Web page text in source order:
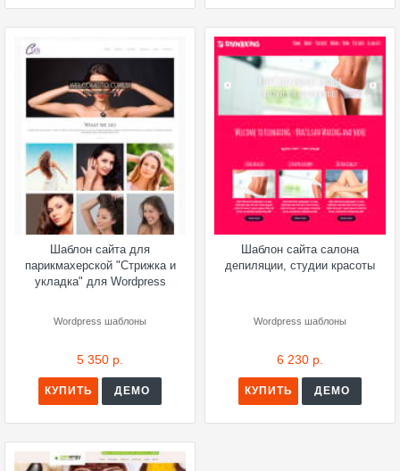
Шаблон сайта для
парикмахерской "Стрижка и
укладка" для Wordpress
Wordpress шаблоны
5 350 р.
КУПИТЬ ДЕМО
Шаблон сайта салона
депиляции, студии красоты
Wordpress шаблоны
6 230 р.
КУПИТЬ ДЕМО